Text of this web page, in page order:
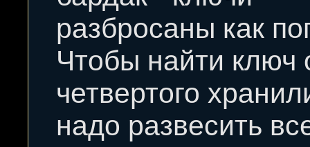
разбросаны как
Чтобы найти ключ
четвертого
надо развесить